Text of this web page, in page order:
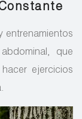
entrenamientos
que
ejercicios